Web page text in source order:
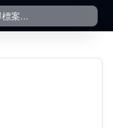
menu